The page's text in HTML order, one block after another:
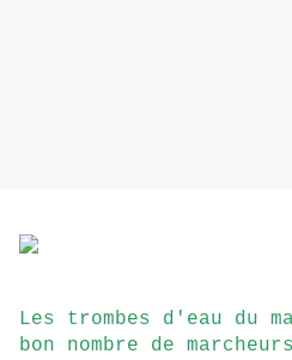
Les trombes d'eau du
bon nombre de